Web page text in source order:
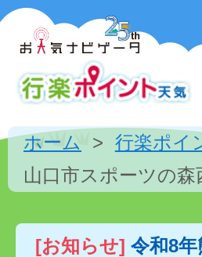
ホーム 行楽ポイ
山口市スポーツの
[お知らせ] 令和8